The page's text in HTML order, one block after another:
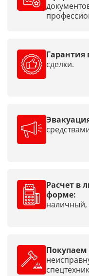
Гарантия
сделки.
Расчет в
форме: